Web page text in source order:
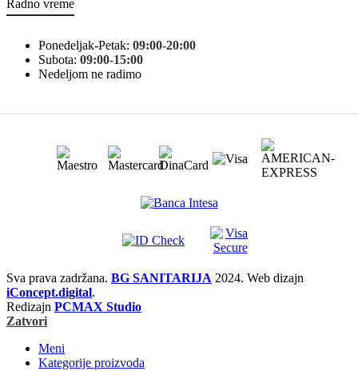
Radno vreme
Ponedeljak-Petak: 09:00-20:00
Subota: 09:00-15:00
Nedeljom ne radimo
Sva prava zadržana. BG SANITARIJA 2024. Web dizajn
iConcept.digital.
Redizajn PCMAX Studio
Zatvori
Meni
Kategorije proizvoda